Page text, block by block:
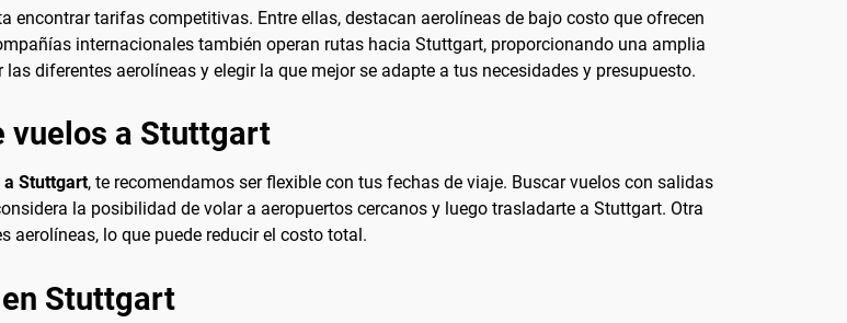
encontrar tarifas competitivas. Entre ellas, destacan aerolíneas de bajo costo que ofrecen
internacionales también operan rutas hacia Stuttgart, proporcionando una amplia
diferentes aerolíneas y elegir la que mejor se adapte a tus necesidades y presupuesto.
vuelos a Stuttgart
Stuttgart, te recomendamos ser flexible con tus fechas de viaje. Buscar vuelos con salidas
la posibilidad de volar a aeropuertos cercanos y luego trasladarte a Stuttgart. Otra
aerolíneas, lo que puede reducir el costo total.
Stuttgart